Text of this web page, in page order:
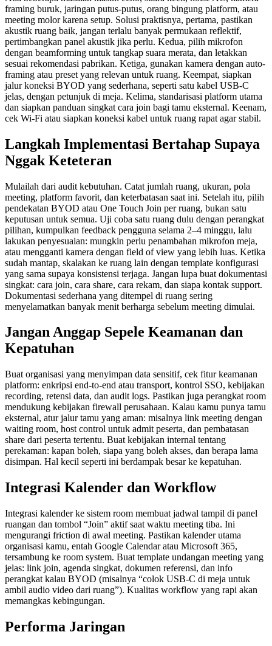
framing buruk, jaringan putus-putus, orang bingung platform, atau
meeting molor karena setup. Solusi praktisnya, pertama, pastikan
akustik ruang baik, jangan terlalu banyak permukaan reflektif,
pertimbangkan panel akustik jika perlu. Kedua, pilih mikrofon
dengan beamforming untuk tangkap suara merata, dan letakkan
sesuai rekomendasi pabrikan. Ketiga, gunakan kamera dengan auto-
framing atau preset yang relevan untuk ruang. Keempat, siapkan
jalur koneksi BYOD yang sederhana, seperti satu kabel USB-C
jelas, dengan petunjuk di meja. Kelima, standarisasi platform utama
dan siapkan panduan singkat cara join bagi tamu eksternal. Keenam,
cek Wi-Fi atau siapkan koneksi kabel untuk ruang rapat agar stabil.
Langkah Implementasi Bertahap Supaya
Nggak Keteteran
Mulailah dari audit kebutuhan. Catat jumlah ruang, ukuran, pola
meeting, platform favorit, dan keterbatasan saat ini. Setelah itu, pilih
pendekatan BYOD atau One Touch Join per ruang, bukan satu
keputusan untuk semua. Uji coba satu ruang dulu dengan perangkat
pilihan, kumpulkan feedback pengguna selama 2–4 minggu, lalu
lakukan penyesuaian: mungkin perlu penambahan mikrofon meja,
atau mengganti kamera dengan field of view yang lebih luas. Ketika
sudah mantap, skalakan ke ruang lain dengan template konfigurasi
yang sama supaya konsistensi terjaga. Jangan lupa buat dokumentasi
singkat: cara join, cara share, cara rekam, dan siapa kontak support.
Dokumentasi sederhana yang ditempel di ruang sering
menyelamatkan banyak menit berharga sebelum meeting dimulai.
Jangan Anggap Sepele Keamanan dan
Kepatuhan
Buat organisasi yang menyimpan data sensitif, cek fitur keamanan
platform: enkripsi end-to-end atau transport, kontrol SSO, kebijakan
recording, retensi data, dan audit logs. Pastikan juga perangkat room
mendukung kebijakan firewall perusahaan. Kalau kamu punya tamu
eksternal, atur jalur tamu yang aman: misalnya link meeting dengan
waiting room, host control untuk admit peserta, dan pembatasan
share dari peserta tertentu. Buat kebijakan internal tentang
perekaman: kapan boleh, siapa yang boleh akses, dan berapa lama
disimpan. Hal kecil seperti ini berdampak besar ke kepatuhan.
Integrasi Kalender dan Workflow
Integrasi kalender ke sistem room membuat jadwal tampil di panel
ruangan dan tombol “Join” aktif saat waktu meeting tiba. Ini
mengurangi friction di awal meeting. Pastikan kalender utama
organisasi kamu, entah Google Calendar atau Microsoft 365,
tersambung ke room system. Buat template undangan meeting yang
jelas: link join, agenda singkat, dokumen referensi, dan info
perangkat kalau BYOD (misalnya “colok USB-C di meja untuk
ambil audio video dari ruang”). Kualitas workflow yang rapi akan
memangkas kebingungan.
Performa Jaringan